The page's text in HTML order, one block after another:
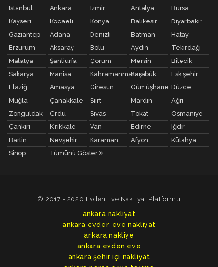
Istanbul Ankara Izmir Antalya
Bursa
Kayseri
Kocaeli Konya Balikesir
Diyarbakir
Gaziantep
Adana Denizli Batman
Hatay
Erzurum
Aksaray Bolu Aydin
Tekirdağ
Malatya
Şanliurfa Çorum Mersin
Bilecik
Sakarya
Manisa KahramanmaraşKarabük
Eskişehir
Elaziğ
Amasya Giresun Gümüşhane Düzce
Muğla
Çanakkale Siirt Mardin
Ağri
Zonguldak
Ordu Sivas Tokat
Osmaniye
Çankiri
Kirikkale Van Edirne
Iğdir
Bartin
Nevşehir Karaman Afyon
Kütahya
Sinop
Tümünü Göster
© 2017 - 2020 Evden Eve Nakliyat Platformu
ankara nakliyat
ankara evden eve nakliyat
ankara nakliye
ankara evden eve
ankara şehir içi nakliyat